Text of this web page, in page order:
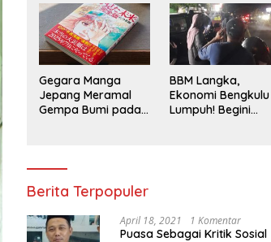
Penggunaan
Bahasa Indonesia
Pengaduan
Masyarakat
Gegara Manga
Jepang Meramal
Gempa Bumi pada
BBM Langka,
Ekonomi Bengkulu
Lumpuh! Begini
Berita Terpopuler
April 18, 2021 1 Komentar
Puasa Sebagai Kritik Sosial